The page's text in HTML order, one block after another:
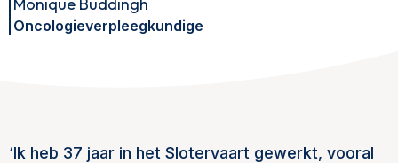
Monique Buddingh
Oncologieverpleegkundige
‘Ik heb 37 jaar in het Slotervaart gewerkt, vooral